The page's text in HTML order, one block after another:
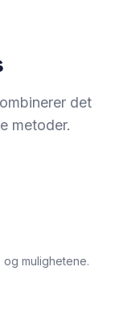
det
metoder.
mulighetene.